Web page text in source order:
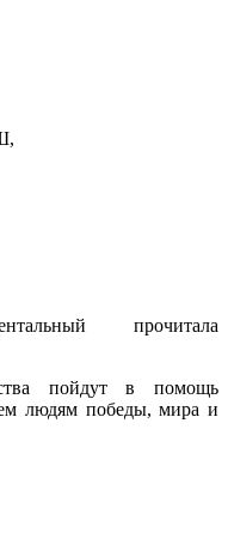
прочитала
пойдут в помощь
людям победы, мира и